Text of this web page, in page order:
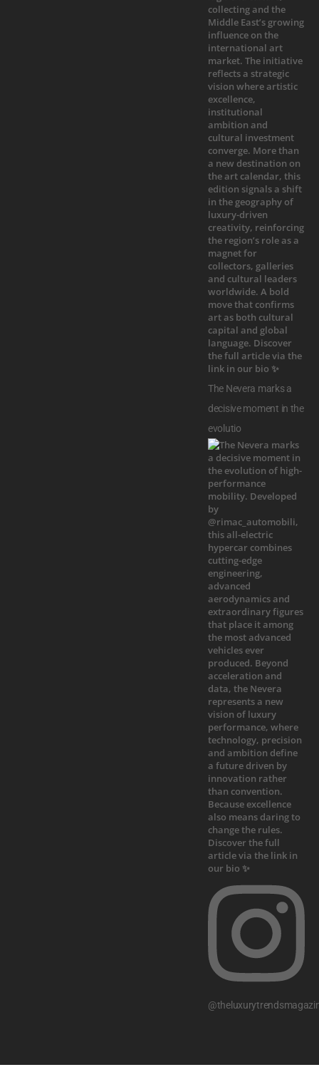
The Nevera marks a
decisive moment in the
evolutio